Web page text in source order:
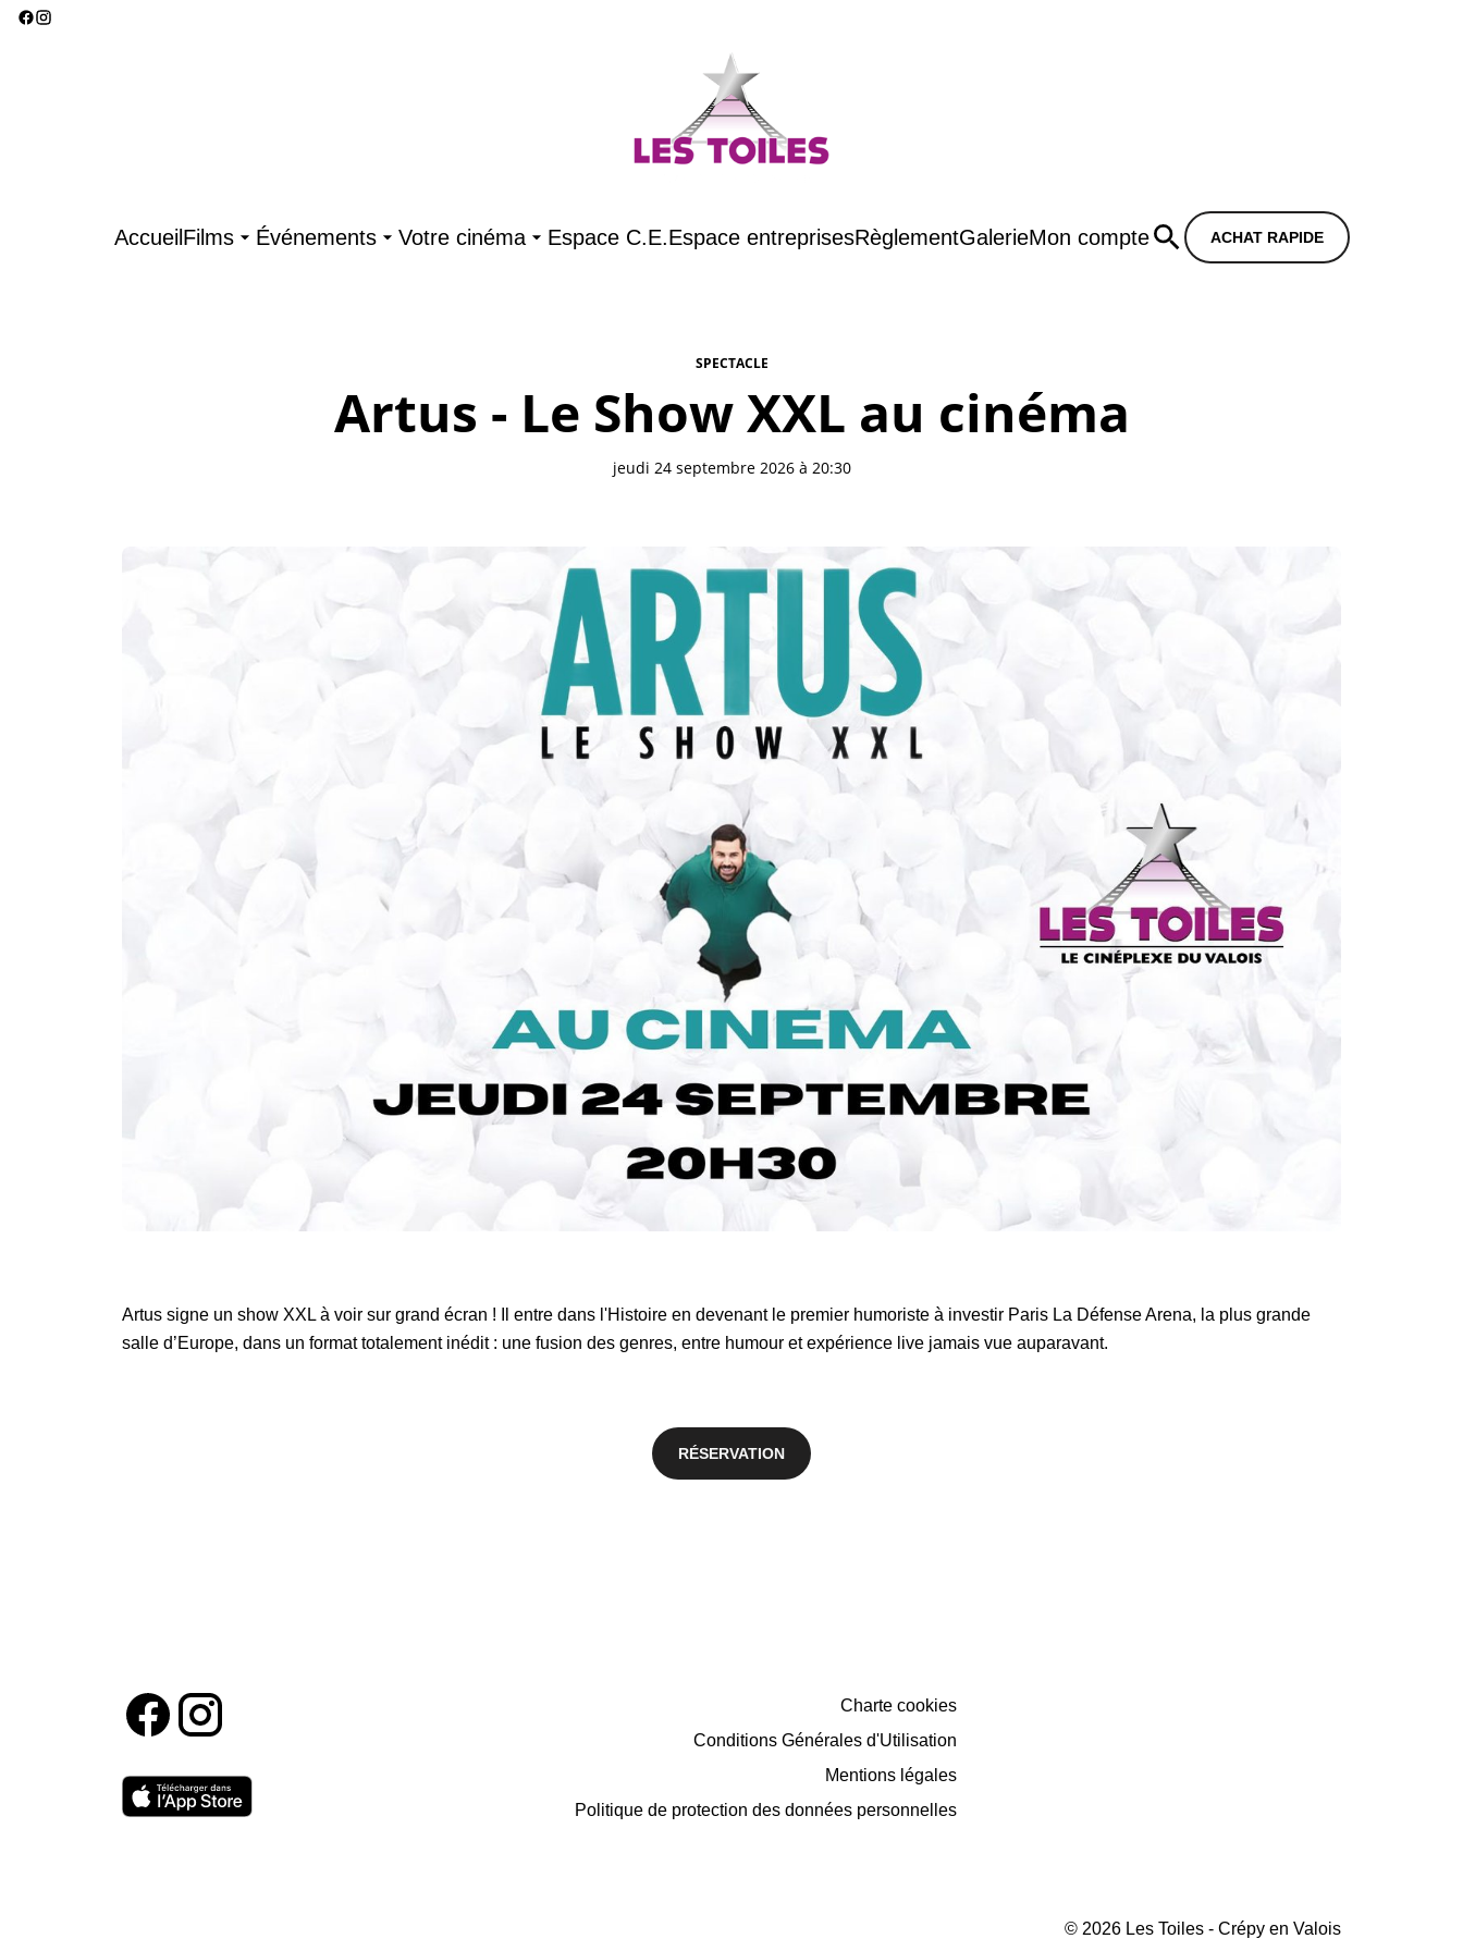
Accueil Films Événements Votre cinéma Espace C.E.Espace entreprisesRèglementGalerieMon compte ACHAT RAPIDE
SPECTACLE
Artus - Le Show XXL au cinéma
jeudi 24 septembre 2026 à 20:30
Artus signe un show XXL à voir sur grand écran ! Il entre dans l'Histoire en devenant le premier humoriste à investir Paris La Défense Arena, la plus grande
salle d’Europe, dans un format totalement inédit : une fusion des genres, entre humour et expérience live jamais vue auparavant.
RÉSERVATION
Charte cookies
Conditions Générales d'Utilisation
Mentions légales
Politique de protection des données personnelles
© 2026 Les Toiles - Crépy en Valois